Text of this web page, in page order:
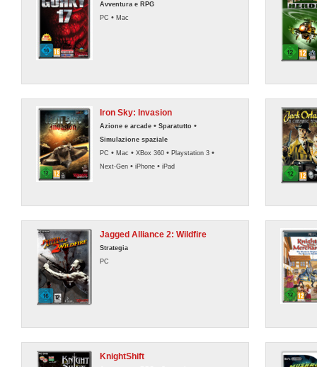
Avventura e RPG
PC • Mac
Iron Sky: Invasion
Azione e arcade • Sparatutto •
Simulazione spaziale
PC • Mac • XBox 360 • Playstation 3 •
Next-Gen • iPhone • iPad
Jagged Alliance 2: Wildfire
Strategia
PC
KnightShift